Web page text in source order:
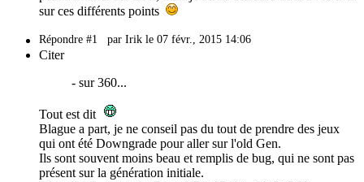
sur ces différents points
Répondre #1 par Irik le 07 févr., 2015 14:06
Citer
- sur 360...
Tout est dit
Blague a part, je ne conseil pas du tout de prendre des jeux
qui ont été Downgrade pour aller sur l'old Gen.
Ils sont souvent moins beau et remplis de bug, qui ne sont pas
présent sur la génération initiale.